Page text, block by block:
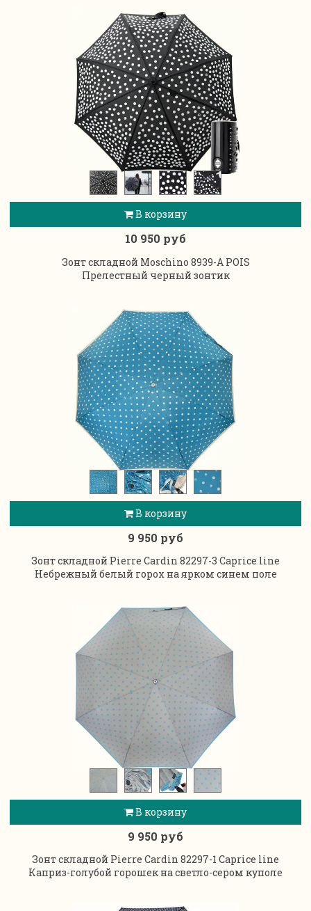
В корзину
10 950 руб
Зонт складной Moschino 8939-A POIS
Прелестный черный зонтик
В корзину
9 950 руб
Зонт складной Pierre Cardin 82297-3 Caprice line
Небрежный белый горох на ярком синем поле
В корзину
9 950 руб
Зонт складной Pierre Cardin 82297-1 Caprice line
Каприз-голубой горошек на светло-сером куполе